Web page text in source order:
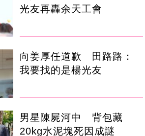
光友再轟余天工會
向姜厚任道歉 田路路：
我要找的是楊光友
男星陳屍河中 背包藏
20kg水泥塊死因成謎